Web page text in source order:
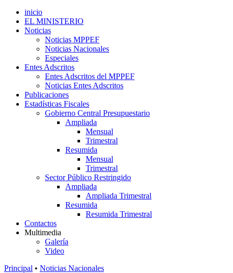
inicio
EL MINISTERIO
Noticias
Noticias MPPEF
Noticias Nacionales
Especiales
Entes Adscritos
Entes Adscritos del MPPEF
Noticias Entes Adscritos
Publicaciones
Estadísticas Fiscales
Gobierno Central Presupuestario
Ampliada
Mensual
Trimestral
Resumida
Mensual
Trimestral
Sector Público Restringido
Ampliada
Ampliada Trimestral
Resumida
Resumida Trimestral
Contactos
Multimedia
Galería
Video
Principal • Noticias Nacionales